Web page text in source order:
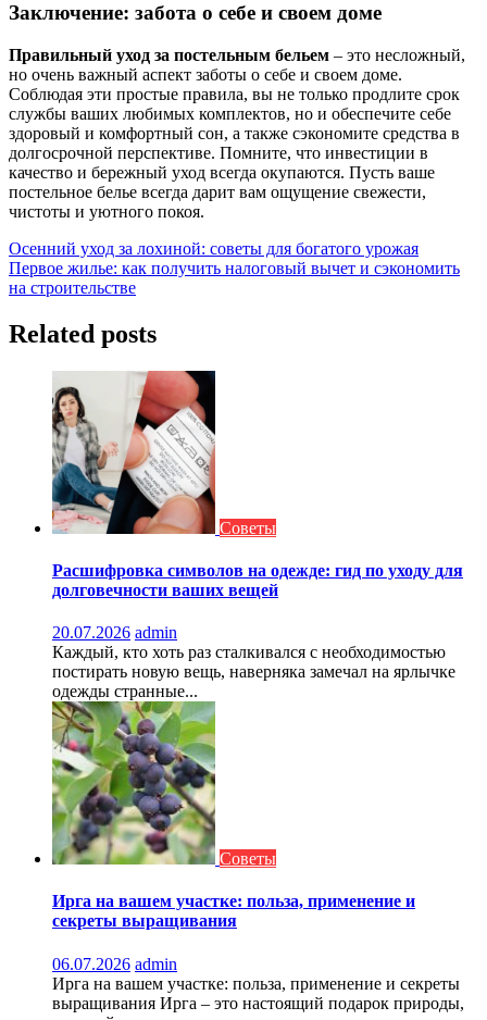
Заключение: забота о себе и своем доме
Правильный уход за постельным бельем – это несложный,
но очень важный аспект заботы о себе и своем доме.
Соблюдая эти простые правила, вы не только продлите срок
службы ваших любимых комплектов, но и обеспечите себе
здоровый и комфортный сон, а также сэкономите средства в
долгосрочной перспективе. Помните, что инвестиции в
качество и бережный уход всегда окупаются. Пусть ваше
постельное белье всегда дарит вам ощущение свежести,
чистоты и уютного покоя.
Навигация
по
Осенний уход за лохиной: советы для богатого урожая
Первое жилье: как получить налоговый вычет и сэкономить
на строительстве
Related posts
Советы
Расшифровка символов на одежде: гид по уходу для
долговечности ваших вещей
20.07.2026 admin
Каждый, кто хоть раз сталкивался с необходимостью
постирать новую вещь, наверняка замечал на ярлычке
одежды странные...
Советы
Ирга на вашем участке: польза, применение и
секреты выращивания
06.07.2026 admin
Ирга на вашем участке: польза, применение и секреты
выращивания Ирга – это настоящий подарок природы,